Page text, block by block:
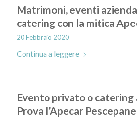
Matrimoni, eventi
catering con la mitica
20 Febbraio 2020
Continua a leggere
Evento privato o catering
Prova l’Apecar